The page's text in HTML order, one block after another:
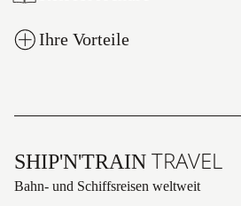
Ihre Vorteile
SHIP'N'TRAIN TRAVEL
Bahn- und Schiffsreisen weltweit